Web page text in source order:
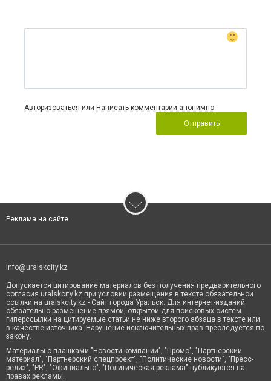
Авторизоваться или Написать комментарий анонимно
Отправить
Реклама на сайте
info@uralskcity.kz
Допускается цитирование материалов без получения предварительного
согласия uralskcity.kz при условии размещения в тексте обязательной
ссылки на uralskcity.kz - Сайт города Уральск. Для интернет-изданий
обязательно размещение прямой, открытой для поисковых систем
гиперссылки на цитируемые статьи не ниже второго абзаца в тексте или
в качестве источника. Нарушение исключительных прав преследуется по
закону.
Материалы с плашками "Новости компаний", "Промо", "Партнерский
материал", "Партнерский спецпроект", "Политические новости", "Пресс-
релиз", "PR", "Официально", "Политическая реклама" публикуются на
правах рекламы.